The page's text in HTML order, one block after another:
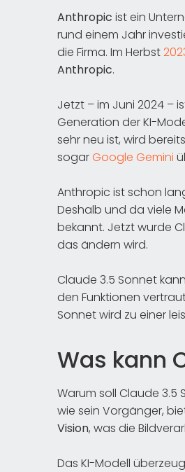
Anthropic ist ein
rund einem Jahr
die Firma. Im Herbst
Anthropic.
Jetzt – im Juni 2024 –
Generation der KI-
sehr neu ist, wird
sogarGoogle Gemini
Anthropic ist schon
Deshalb und da viele
bekannt. Jetzt wurde
das ändern wird.
Claude 3.5 Sonnet kann
den Funktionen
Sonnet wird zu einer
Was kann
Warum soll Claude 3.5
wie sein Vorgänger,
Vision, was die
Das KI-Modell